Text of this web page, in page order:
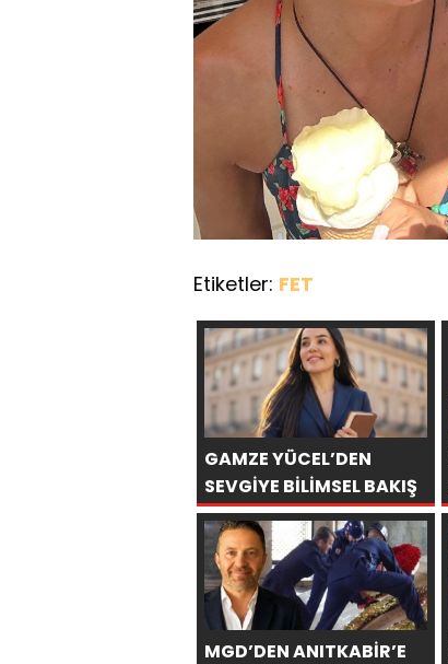
Etiketler: FET
GAMZE YÜCEL’DEN
SEVGİYE BİLİMSEL BAKIŞ
MGD’DEN ANITKABİR’E